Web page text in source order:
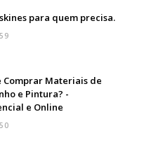
para quem precisa.
Comprar Materiais de
e Pintura? -
e Online